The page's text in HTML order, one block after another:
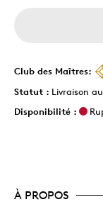
Club des Maîtres:
Statut : Livraison
Disponibilité :
À PROPOS